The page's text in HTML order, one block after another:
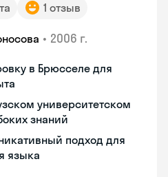
1 отзыв
• 2006 г.
в Брюсселе для
университетском
знаний
подход для
языка